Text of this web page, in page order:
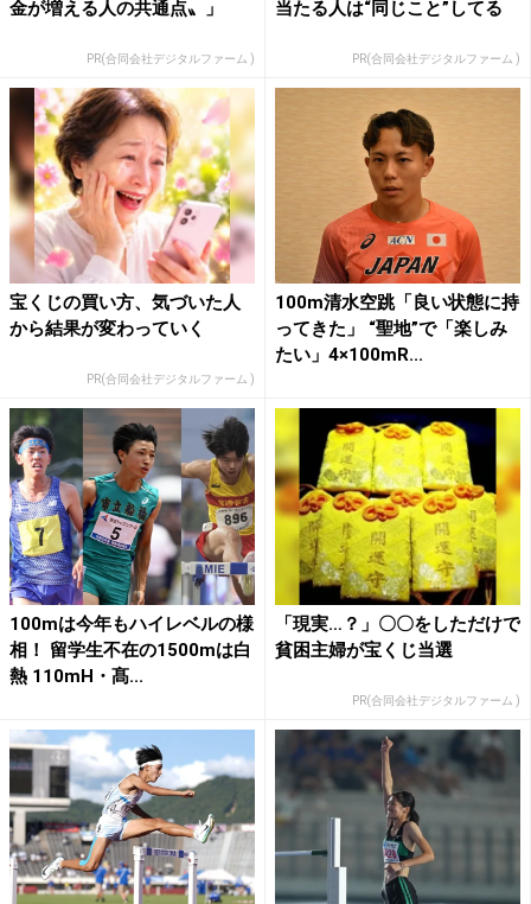
金が増える人の共通点〟」
PR(合同会社デジタルファーム )
当たる人は“同じこと”してる
PR(合同会社デジタルファーム )
宝くじの買い方、気づいた人
から結果が変わっていく
PR(合同会社デジタルファーム )
100m清水空跳「良い状態に持
ってきた」 “聖地”で「楽しみ
たい」4×100mR...
100mは今年もハイレベルの様
相！ 留学生不在の1500mは白
熱 110mH・髙...
「現実…？」〇〇をしただけで
貧困主婦が宝くじ当選
PR(合同会社デジタルファーム )